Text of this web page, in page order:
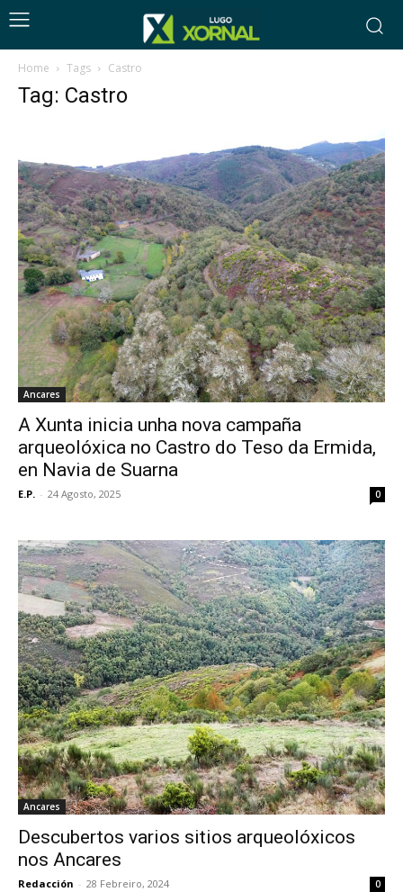
Home Tags Castro
Tag: Castro
Ancares
A Xunta inicia unha nova campaña
arqueolóxica no Castro do Teso da Ermida,
en Navia de Suarna
E.P. - 24 Agosto, 2025 0
Ancares
Descubertos varios sitios arqueolóxicos
nos Ancares
Redacción - 28 Febreiro, 2024 0